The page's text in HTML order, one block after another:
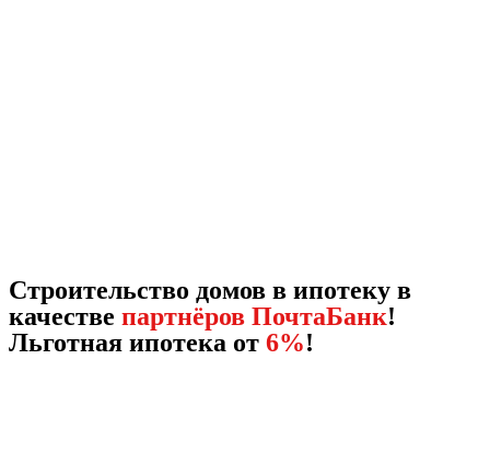
Строительство домов в ипотеку в
качестве партнёров ПочтаБанк!
Льготная ипотека от 6%!